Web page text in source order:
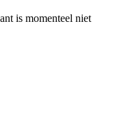
is momenteel niet